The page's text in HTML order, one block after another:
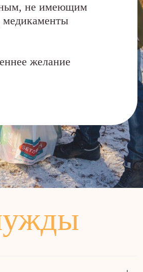
не имеющим
медикаменты
желание